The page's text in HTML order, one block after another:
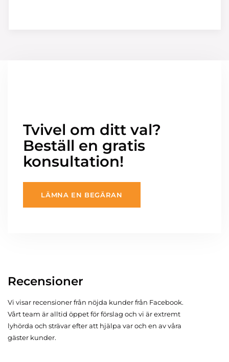
Tvivel om ditt val?
Beställ en gratis
konsultation!
LÄMNA EN BEGÄRAN
Recensioner
Vi visar recensioner från nöjda kunder från Facebook.
Vårt team är alltid öppet för förslag och vi är extremt
lyhörda och strävar efter att hjälpa var och en av våra
gäster kunder.